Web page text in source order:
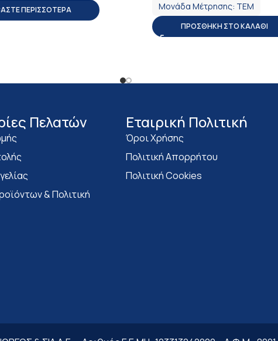
ΠΕΡΙΣΣΌΤΕΡΑ Μονάδα Μέτρησης: ΤΕΜ
ΠΡΟΣΘΉΚΗ ΣΤΟ ΚΑΛΆΘΙ
Πελατών
& Πολιτική
Eταιρική Πολιτική
Όροι Χρήσης
Πολιτική Απορρήτου
Πολιτική Cookies